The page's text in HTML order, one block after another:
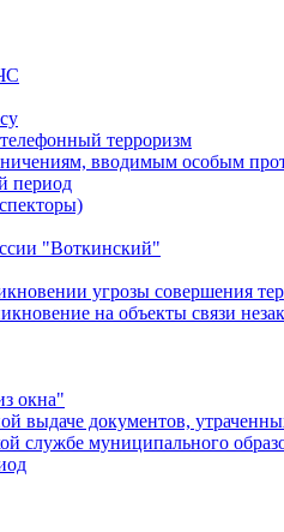
терроризм
вводимым особым
период
"Воткинский"
угрозы совершения
на объекты связи
окна"
выдаче документов,
службе муниципального